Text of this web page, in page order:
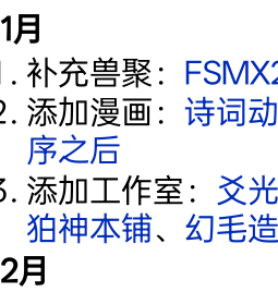
1月
补充兽聚：
添加漫画： 诗词
序之后
添加工作室： 爻
狛神本铺、 幻毛
2月